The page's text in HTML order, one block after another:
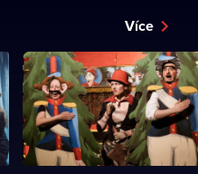
Více